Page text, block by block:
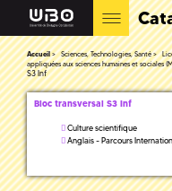
Accueil Sciences, Technologies, Santé
appliquées aux sciences humaines et sociales
S3 Inf
Bloc transversal S3 Inf
Culture scientifique
Anglais - Parcours